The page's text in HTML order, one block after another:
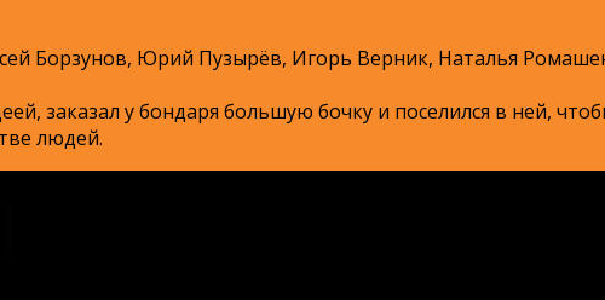
Борзунов, Юрий Пузырёв, Игорь Верник, Наталья
заказал у бондаря большую бочку и поселился в ней,
людей.